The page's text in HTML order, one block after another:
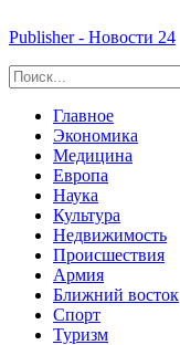
Publisher - Новости 24
Главное
Экономика
Медицина
Европа
Наука
Культура
Недвижимость
Происшествия
Армия
Ближний восток
Спорт
Туризм